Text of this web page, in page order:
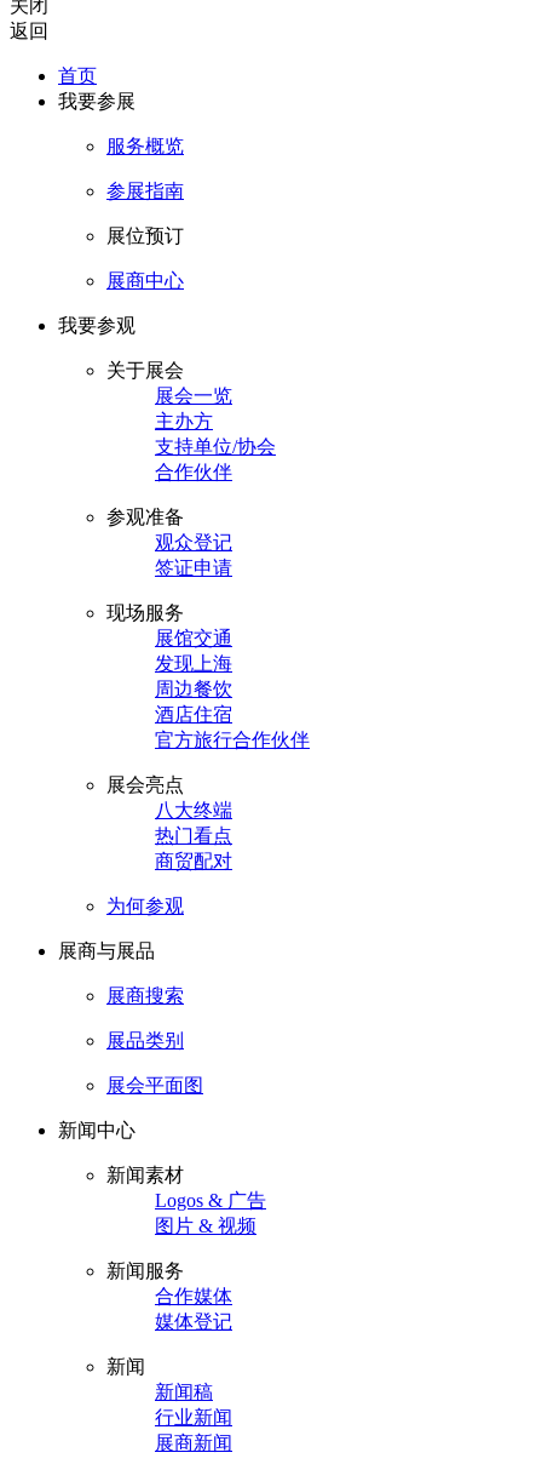
关闭
返回
首页
我要参展
服务概览
参展指南
展位预订
展商中心
我要参观
关于展会
展会一览
主办方
支持单位/协会
合作伙伴
参观准备
观众登记
签证申请
现场服务
展馆交通
发现上海
周边餐饮
酒店住宿
官方旅行合作伙伴
展会亮点
八大终端
热门看点
商贸配对
为何参观
展商与展品
展商搜索
展品类别
展会平面图
新闻中心
新闻素材
Logos & 广告
图片 & 视频
新闻服务
合作媒体
媒体登记
新闻
新闻稿
行业新闻
展商新闻